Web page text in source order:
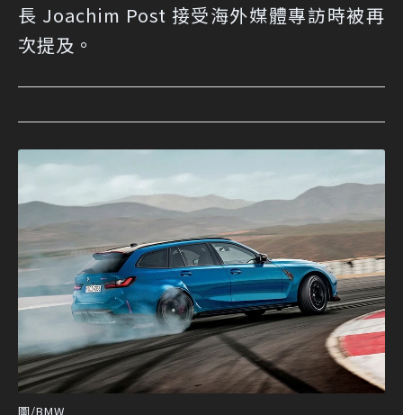
長 Joachim Post 接受海外媒體專訪時被再
次提及。
圖/BMW